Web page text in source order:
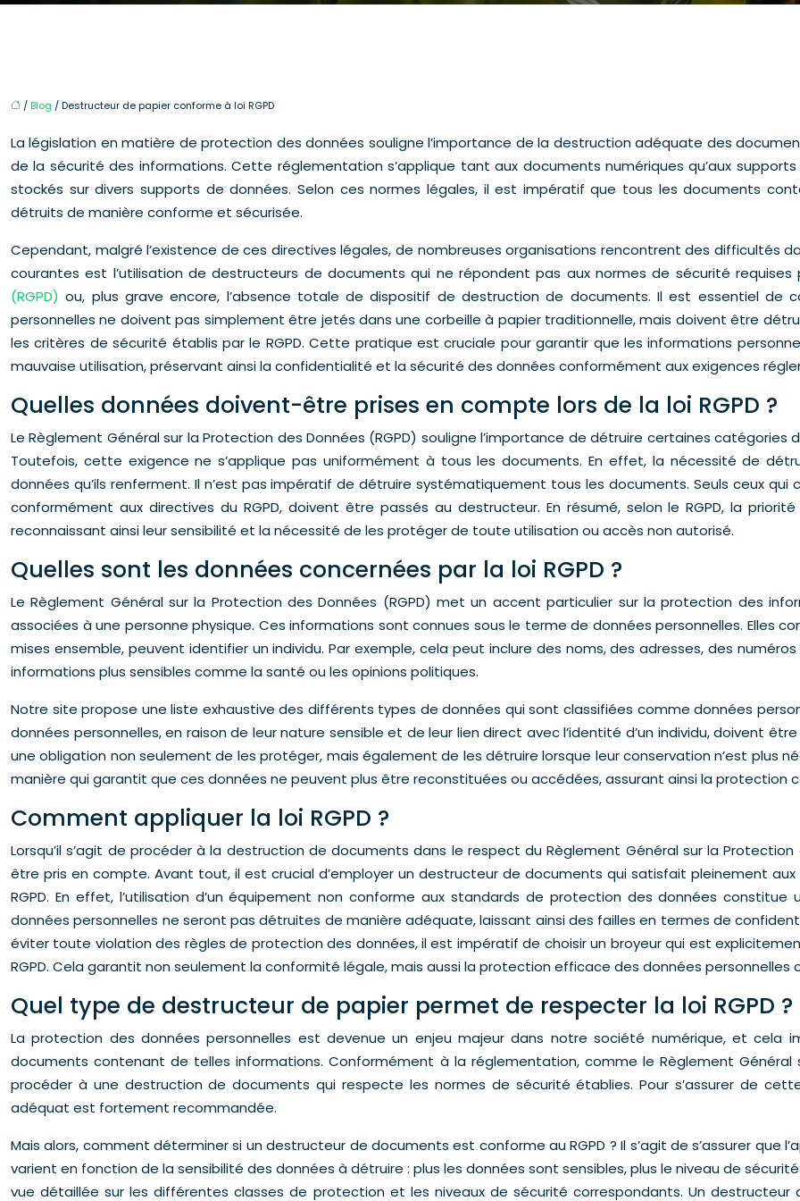
/ Blog / Destructeur de papier conforme à loi RGPD
La législation en matière de protection des données souligne l’importance de la destruction adéquate des
de la sécurité des informations. Cette réglementation s’applique tant aux documents numériques qu’aux
stockés sur divers supports de données. Selon ces normes légales, il est impératif que tous les documents
détruits de manière conforme et sécurisée.
Cependant, malgré l’existence de ces directives légales, de nombreuses organisations rencontrent des difficultés
courantes est l’utilisation de destructeurs de documents qui ne répondent pas aux normes de sécurité
(RGPD) ou, plus grave encore, l’absence totale de dispositif de destruction de documents. Il est essentiel de
personnelles ne doivent pas simplement être jetés dans une corbeille à papier traditionnelle, mais doivent être
les critères de sécurité établis par le RGPD. Cette pratique est cruciale pour garantir que les informations
mauvaise utilisation, préservant ainsi la confidentialité et la sécurité des données conformément aux exigences
Quelles données doivent-être prises en compte lors de la loi RGPD ?
Le Règlement Général sur la Protection des Données (RGPD) souligne l’importance de détruire certaines
Toutefois, cette exigence ne s’applique pas uniformément à tous les documents. En effet, la nécessité de
données qu’ils renferment. Il n’est pas impératif de détruire systématiquement tous les documents. Seuls ceux
conformément aux directives du RGPD, doivent être passés au destructeur. En résumé, selon le RGPD, la
reconnaissant ainsi leur sensibilité et la nécessité de les protéger de toute utilisation ou accès non autorisé.
Quelles sont les données concernées par la loi RGPD ?
Le Règlement Général sur la Protection des Données (RGPD) met un accent particulier sur la protection des
associées à une personne physique. Ces informations sont connues sous le terme de données personnelles. Elles
mises ensemble, peuvent identifier un individu. Par exemple, cela peut inclure des noms, des adresses, des
informations plus sensibles comme la santé ou les opinions politiques.
Notre site propose une liste exhaustive des différents types de données qui sont classifiées comme données
données personnelles, en raison de leur nature sensible et de leur lien direct avec l’identité d’un individu, doivent
une obligation non seulement de les protéger, mais également de les détruire lorsque leur conservation n’est plus
manière qui garantit que ces données ne peuvent plus être reconstituées ou accédées, assurant ainsi la protection
Comment appliquer la loi RGPD ?
Lorsqu’il s’agit de procéder à la destruction de documents dans le respect du Règlement Général sur la
être pris en compte. Avant tout, il est crucial d’employer un destructeur de documents qui satisfait pleinement
RGPD. En effet, l’utilisation d’un équipement non conforme aux standards de protection des données constitue
données personnelles ne seront pas détruites de manière adéquate, laissant ainsi des failles en termes de
éviter toute violation des règles de protection des données, il est impératif de choisir un broyeur qui est
RGPD. Cela garantit non seulement la conformité légale, mais aussi la protection efficace des données
Quel type de destructeur de papier permet de respecter la loi RGPD ?
La protection des données personnelles est devenue un enjeu majeur dans notre société numérique, et cela
documents contenant de telles informations. Conformément à la réglementation, comme le Règlement Général
procéder à une destruction de documents qui respecte les normes de sécurité établies. Pour s’assurer de
adéquat est fortement recommandée.
Mais alors, comment déterminer si un destructeur de documents est conforme au RGPD ? Il s’agit de s’assurer que
varient en fonction de la sensibilité des données à détruire : plus les données sont sensibles, plus le niveau de
vue détaillée sur les différentes classes de protection et les niveaux de sécurité correspondants. Un